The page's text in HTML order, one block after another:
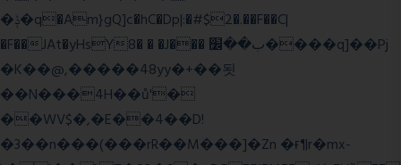
�ݙ�q�Am}gQ]c�hC�Dp|:�#$2�.��F��C|
�F��JAt�yHsY8� � �J��� ب��׼����q]��Pj
�K��@,�����48yy�+��됫
��N���4H��ů'�
��WV$�,�E��4��D!
�3��n���(���rR��M���]�Zn �ғ¶r�mx-